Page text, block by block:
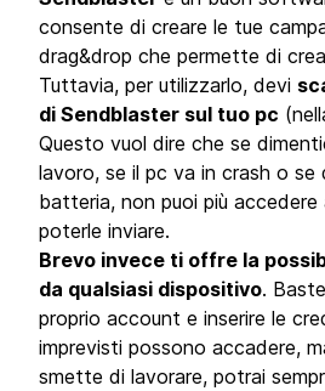
consente di creare le tue
drag&drop che permette di
Tuttavia, per utilizzarlo, devi
di Sendblaster sul tuo pc
Questo vuol dire che se
lavoro, se il pc va in crash o se
batteria, non puoi più accedere
poterle inviare.
Brevo invece ti offre la
da qualsiasi dispositivo.
proprio account e inserire le
imprevisti possono accadere,
smette di lavorare, potrai